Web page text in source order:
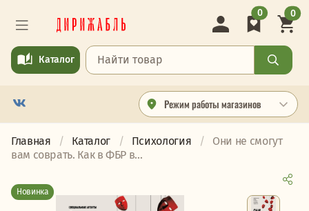
Режим работы магазинов
Каталог
0 0
Главная Каталог Психология
Они не смогут
вам соврать. Как в ФБР в...
Новинка